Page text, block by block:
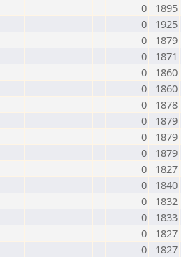
0
1895
0
1925
0
1879
0
1871
0
1860
0
1860
0
1878
0
1879
0
1879
0
1879
0
1827
0
1840
0
1832
0
1833
0
1827
0
1827